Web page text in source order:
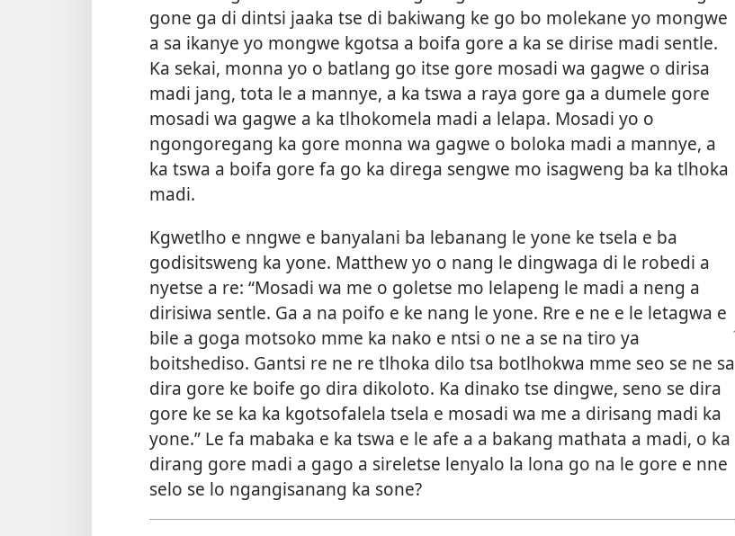
gone ga di dintsi jaaka tse di bakiwang ke go bo molekane yo mongwe
a sa ikanye yo mongwe kgotsa a boifa gore a ka se dirise madi sentle.
Ka sekai, monna yo o batlang go itse gore mosadi wa gagwe o dirisa
madi jang, tota le a mannye, a ka tswa a raya gore ga a dumele gore
mosadi wa gagwe a ka tlhokomela madi a lelapa. Mosadi yo o
ngongoregang ka gore monna wa gagwe o boloka madi a mannye, a
ka tswa a boifa gore fa go ka direga sengwe mo isagweng ba ka tlhoka
madi.
Kgwetlho e nngwe e banyalani ba lebanang le yone ke tsela e ba
godisitsweng ka yone. Matthew yo o nang le dingwaga di le robedi a
nyetse a re: “Mosadi wa me o goletse mo lelapeng le madi a neng a
dirisiwa sentle. Ga a na poifo e ke nang le yone. Rre e ne e le letagwa e
bile a goga motsoko mme ka nako e ntsi o ne a se na tiro ya
boitshediso. Gantsi re ne re tlhoka dilo tsa botlhokwa mme seo se ne sa
dira gore ke boife go dira dikoloto. Ka dinako tse dingwe, seno se dira
gore ke se ka ka kgotsofalela tsela e mosadi wa me a dirisang madi ka
yone.” Le fa mabaka e ka tswa e le afe a a bakang mathata a madi, o ka
dirang gore madi a gago a sireletse lenyalo la lona go na le gore e nne
selo se lo ngangisanang ka sone?